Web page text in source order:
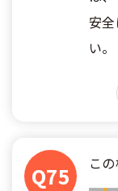
安
い。
Q75 こ